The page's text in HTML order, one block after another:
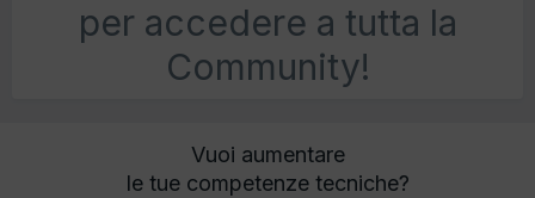
per accedere a tutta la
Community!
Vuoi aumentare
le tue competenze tecniche?